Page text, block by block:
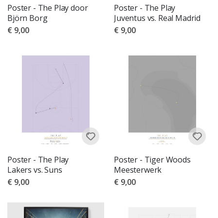
Poster - The Play door
Björn Borg
€ 9,00
Poster - The Play
Juventus vs. Real Madrid
€ 9,00
Poster - The Play
Lakers vs. Suns
€ 9,00
Poster - Tiger Woods
Meesterwerk
€ 9,00